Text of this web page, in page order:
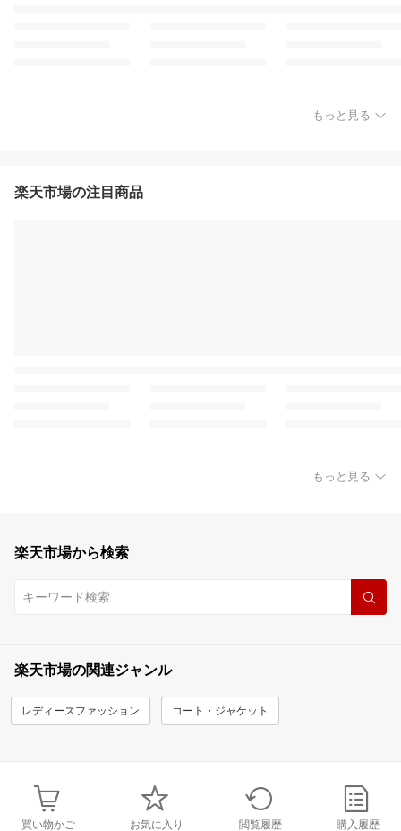
もっと見る
楽天市場の注目商品
もっと見る
楽天市場から検索
楽天市場の関連ジャンル
レディースファッション コート・ジャケット
買い物かご お気に入り 閲覧履歴 購入履歴